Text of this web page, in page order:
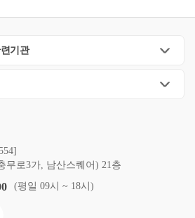
기관
무로3가, 남산스퀘어) 21층
(평일 09시 ~ 18시)